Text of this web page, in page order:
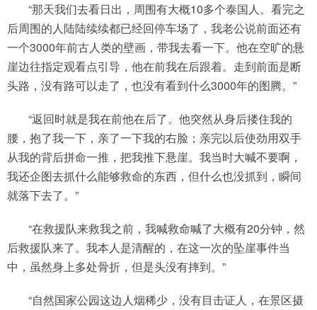
“那天我们去看日出，周围有大概10多个泰国人。看完之
后周围的人陆陆续续都已经回停车场了，我老公说前面还有
一个3000年前古人类的壁画，带我去看一下。他在空旷的悬
崖边往指定观看点引导，他在前我在后跟着。走到前面是断
头路，没有路可以走了，也没有看到什么3000年的图腾。”
“返回时就是我在前他在后了。他突然从身后搂住我的
腰，抱了我一下，亲了一下我的右脸；亲完以后使劲用双手
从我的背后拼命一推，把我推下悬崖。我当时大喊不要啊，
我还企图去抓什么能够救命的东西，但什么也没抓到，瞬间
就落下去了。”
“在救援队来救我之前，我喊救命喊了大概有20分钟，然
后救援队来了。我本人是清醒的，在这一次的坠崖事件当
中，虽然身上多处骨折，但是头没有摔到。”
“自然国家公园这边人烟稀少，没有目击证人，在景区摄